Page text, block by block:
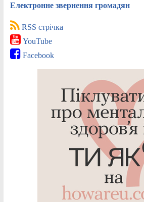
Електронне звернення громадян
RSS стрічка
YouTube
Facebook